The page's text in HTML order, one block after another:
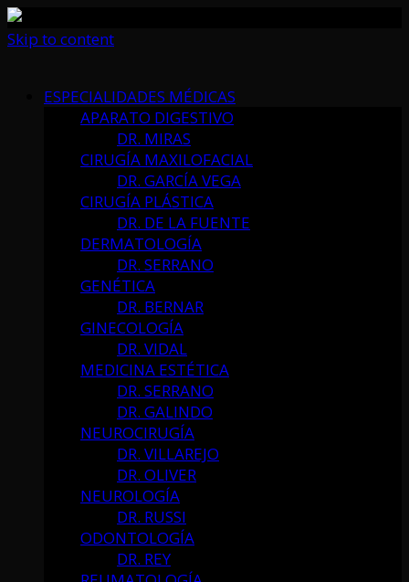
Skip to content
ESPECIALIDADES MÉDICAS
APARATO DIGESTIVO
DR. MIRAS
CIRUGÍA MAXILOFACIAL
DR. GARCÍA VEGA
CIRUGÍA PLÁSTICA
DR. DE LA FUENTE
DERMATOLOGÍA
DR. SERRANO
GENÉTICA
DR. BERNAR
GINECOLOGÍA
DR. VIDAL
MEDICINA ESTÉTICA
DR. SERRANO
DR. GALINDO
NEUROCIRUGÍA
DR. VILLAREJO
DR. OLIVER
NEUROLOGÍA
DR. RUSSI
ODONTOLOGÍA
DR. REY